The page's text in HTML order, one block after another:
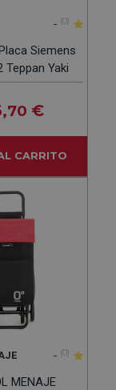
- (0)
Siemens
Teppan Yaki
,70 €
CARRITO
- (0)
MENAJE